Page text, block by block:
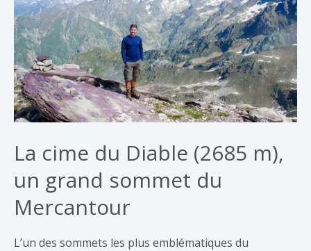
La cime du Diable (2685 m),
un grand sommet du
Mercantour
L’un des sommets les plus emblématiques du